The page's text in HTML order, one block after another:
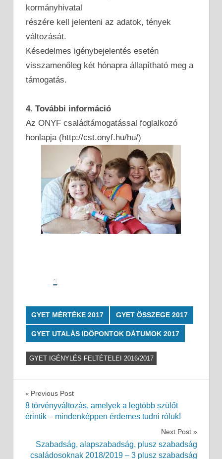
kormányhivatal
részére kell jelenteni az adatok, tények
változását.
Késedelmes igénybejelentés esetén
visszamenőleg két hónapra állapítható meg a
támogatás.
4. További információ
Az ONYF családtámogatással foglalkozó
honlapja (http://cst.onyf.hu/hu/)
1
GYET MÉRTÉKE 2017 GYET ÖSSZEGE 2017
GYET UTALÁS IDŐPONTOK DÁTUMOK 2017
GYET IGÉNYLÉS FELTÉTELEI 2016/2017
Bejegyzés
navigáció
Previous Post
8 törvényváltozás, amelyek a legtöbb szülőt
érintik – mindenképpen érdemes tudni róluk!
Next Post
Szabadság, alapszabadság, plusz szabadság
családosoknak 2018/2019 – 3 plusz szabadság